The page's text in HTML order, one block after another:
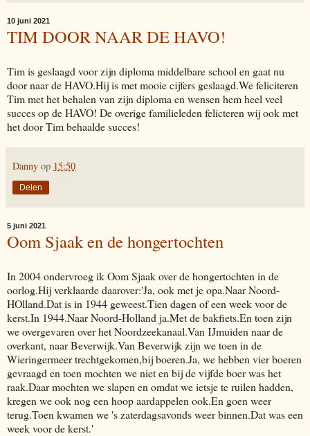
10 juni 2021
TIM DOOR NAAR DE HAVO!
Tim is geslaagd voor zijn diploma middelbare school en gaat nu
door naar de HAVO.Hij is met mooie cijfers geslaagd.We feliciteren
Tim met het behalen van zijn diploma en wensen hem heel veel
succes op de HAVO! De overige familieleden felicteren wij ook met
het door Tim behaalde succes!
Danny op 15:50
Delen
5 juni 2021
Oom Sjaak en de hongertochten
In 2004 ondervroeg ik Oom Sjaak over de hongertochten in de
oorlog.Hij verklaarde daarover:'Ja, ook met je opa.Naar Noord-
HOlland.Dat is in 1944 geweest.Tien dagen of een week voor de
kerst.In 1944.Naar Noord-Holland ja.Met de bakfiets.En toen zijn
we overgevaren over het Noordzeekanaal.Van IJmuiden naar de
overkant, naar Beverwijk.Van Beverwijk zijn we toen in de
Wieringermeer trechtgekomen,bij boeren.Ja, we hebben vier boeren
gevraagd en toen mochten we niet en bij de vijfde boer was het
raak.Daar mochten we slapen en omdat we ietsje te ruilen hadden,
kregen we ook nog een hoop aardappelen ook.En goen weer
terug.Toen kwamen we 's zaterdagsavonds weer binnen.Dat was een
week voor de kerst.'